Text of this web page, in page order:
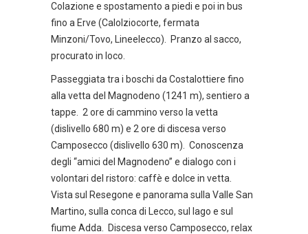
Colazione e spostamento a piedi e poi in bus
fino a Erve (Calolziocorte, fermata
Minzoni/Tovo, Lineelecco). Pranzo al sacco,
procurato in loco.
Passeggiata tra i boschi da Costalottiere fino
alla vetta del Magnodeno (1241 m), sentiero a
tappe. 2 ore di cammino verso la vetta
(dislivello 680 m) e 2 ore di discesa verso
Camposecco (dislivello 630 m). Conoscenza
degli “amici del Magnodeno” e dialogo con i
volontari del ristoro: caffè e dolce in vetta.
Vista sul Resegone e panorama sulla Valle San
Martino, sulla conca di Lecco, sul lago e sul
fiume Adda. Discesa verso Camposecco, relax